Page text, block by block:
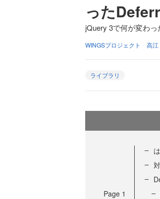
った
jQuery 3で何が変わ
WINGSプロジェクト 高江
ライブラリ
Page 1